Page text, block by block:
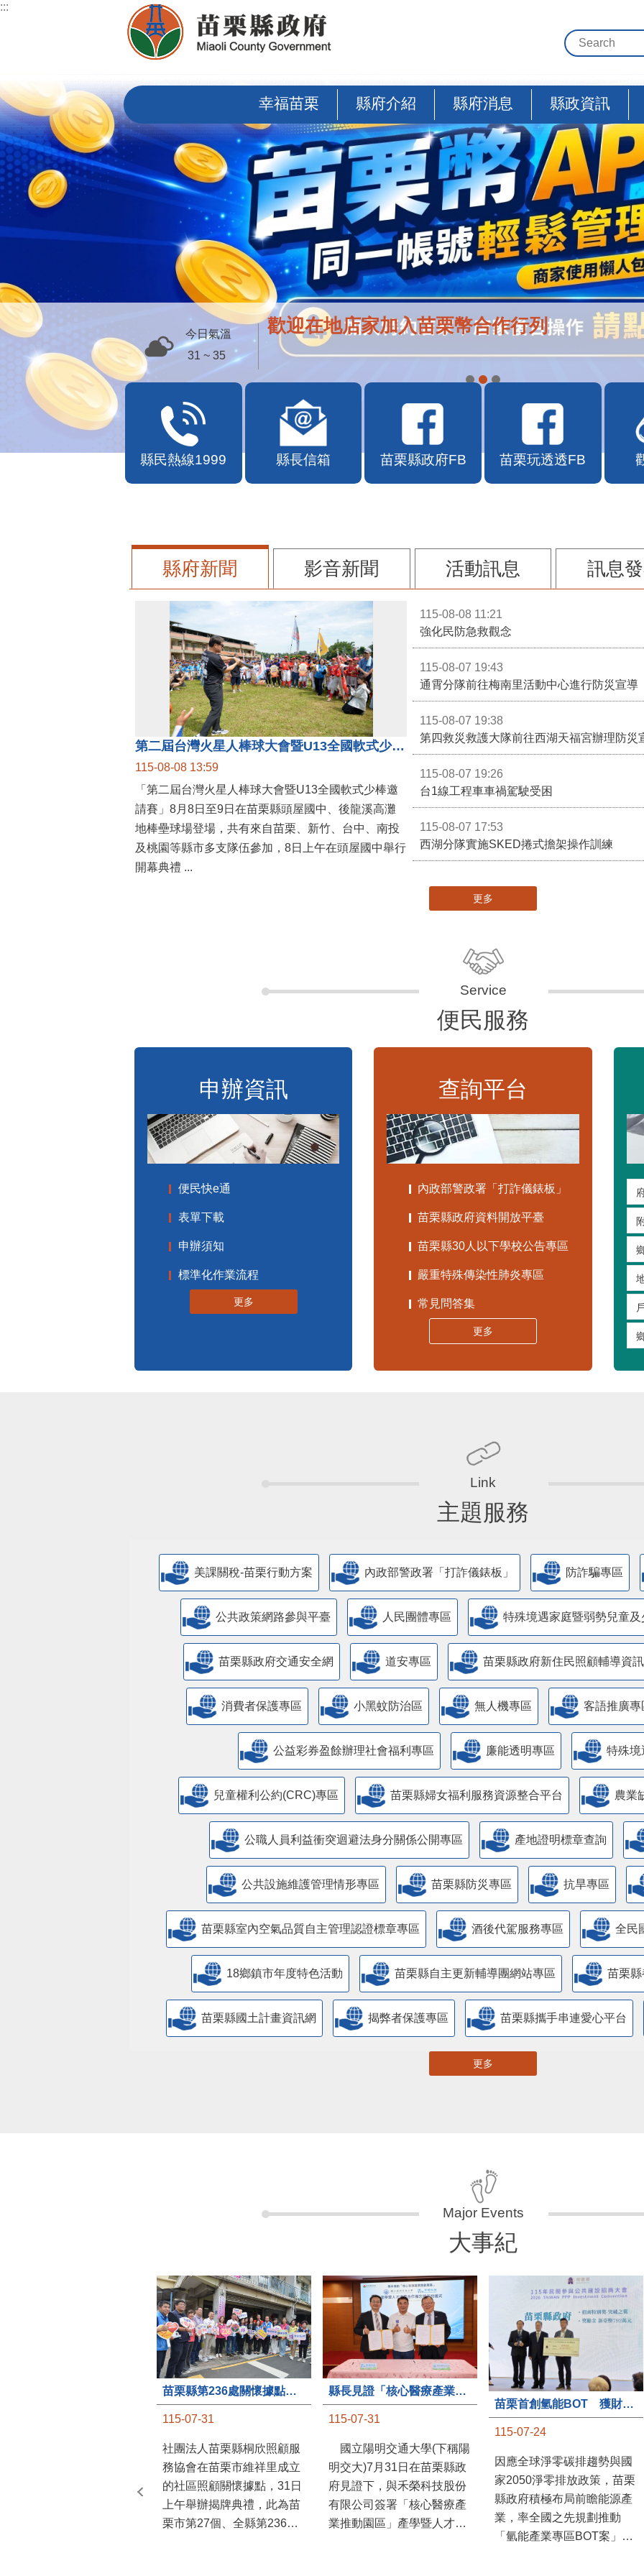
跳到主要內容區塊
:::
幸福苗栗 縣府介紹 縣府消息 縣政資訊
歡迎在地店家加入苗栗幣合作行列
今日氣溫
31 ~ 35
縣民熱線1999 縣長信箱 苗栗縣政府FB 苗栗玩透透FB
縣府新聞 影音新聞 活動訊息 訊息
第二屆台灣火星人棒球大會暨U13全國軟式少棒邀請賽在苗栗舉辦
115-08-08 13:59
「第二屆台灣火星人棒球大會暨U13全國軟式少棒邀
請賽」8月8日至9日在苗栗縣頭屋國中、後龍溪高灘
地棒壘球場登場，共有來自苗栗、新竹、台中、南投
及桃園等縣市多支隊伍參加，8日上午在頭屋國中舉行
開幕典禮 ...
115-08-08 11:21
強化民防急救觀念
115-08-07 19:43
通霄分隊前往梅南里活動中心進行防災宣導
115-08-07 19:38
第四救災救護大隊前往西湖天福宮辦理防災
115-08-07 19:26
台1線工程車車禍駕駛受困
115-08-07 17:53
西湖分隊實施SKED捲式擔架操作訓練
更多
便民服務
申辦資訊
便民快e通
表單下載
申辦須知
標準化作業流程
更多
查詢平台
內政部警政署「打詐儀錶板」
苗栗縣政府資料開放平臺
苗栗縣30人以下學校公告專區
嚴重特殊傳染性肺炎專區
常見問答集
更多
主題服務
美課關稅-苗栗行動方案 內政部警政署「打詐儀錶板」 防詐騙專區
公共政策網路參與平臺 人民團體專區 特殊境遇家庭暨弱勢兒童
苗栗縣政府交通安全網 道安專區 苗栗縣政府新住民照顧輔導資
消費者保護專區 小黑蚊防治區 無人機專區 客語推廣專
公益彩券盈餘辦理社會福利專區 廉能透明專區 特殊境
兒童權利公約(CRC)專區 苗栗縣婦女福利服務資源整合平台 農業
公職人員利益衝突迴避法身分關係公開專區 產地證明標章查詢
​公共設施維護管理情形專區 苗栗縣防災專區 抗旱專區
苗栗縣室內空氣品質自主管理認證標章專區 酒後代駕服務專區 全民
18鄉鎮市年度特色活動 苗栗縣自主更新輔導團網站專區 苗栗
苗栗縣國土計畫資訊網 揭弊者保護專區 苗栗縣攜手串連愛心平台
更多
大事紀
苗栗縣第236處關懷據點在苗栗市維祥里揭牌
115-07-31
社團法人苗栗縣桐欣照顧服
務協會在苗栗市維祥里成立
的社區照顧關懷據點，31日
上午舉辦揭牌典禮，此為苗
栗市第27個、全縣第236處
縣長見證「核心醫療產業推動園區」產學合作簽約儀式
115-07-31
國立陽明交通大學(下稱陽
明交大)7月31日在苗栗縣政
府見證下，與禾榮科技股份
有限公司簽署「核心醫療產
業推動園區」產學暨人才培
苗栗首創氫能BOT 獲財政部「突破之翼」肯定
115-07-24
因應全球淨零碳排趨勢與國
家2050淨零排放政策，苗栗
縣政府積極布局前瞻能源產
業，率全國之先規劃推動
「氫能產業專區BOT案」，